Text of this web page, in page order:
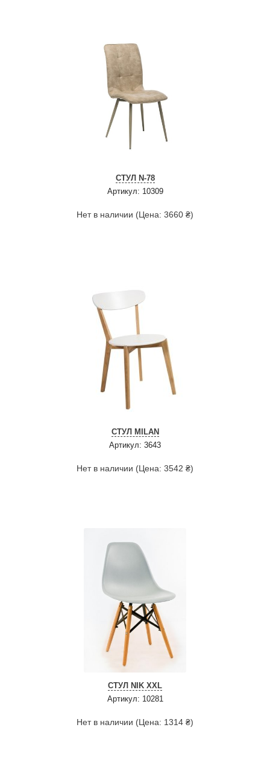
СТУЛ N-78
Артикул: 10309
Нет в наличии (Цена: 3660 ₴)
СТУЛ MILAN
Артикул: 3643
Нет в наличии (Цена: 3542 ₴)
СТУЛ NIK XXL
Артикул: 10281
Нет в наличии (Цена: 1314 ₴)